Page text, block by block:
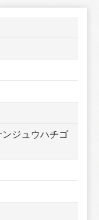
ジュウハチゴ